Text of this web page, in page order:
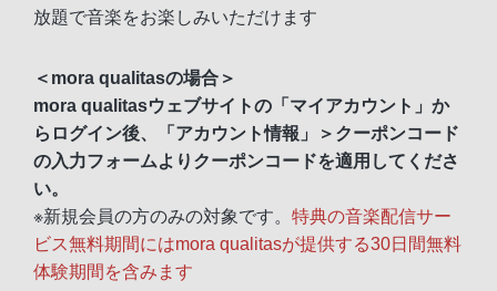
放題で音楽をお楽しみいただけます
＜mora qualitasの場合＞
mora qualitasウェブサイトの「マイアカウント」か
らログイン後、「アカウント情報」＞クーポンコード
の入力フォームよりクーポンコードを適用してくださ
い。
※新規会員の方のみの対象です。 特典の音楽配信サー
ビス無料期間にはmora qualitasが提供する30日間無料
体験期間を含みます